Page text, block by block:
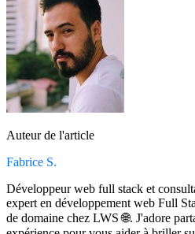
Auteur de l'article
Fabrice S.
Développeur web full stack et
expert en développement web Full
de domaine chez LWS 🌐. J'adore